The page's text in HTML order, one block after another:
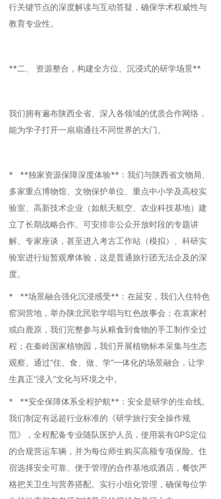
行关键节点的深度解读与互动答疑，确保学术权威性与
教育专业性。
**二、 资源整合，构建全方位、沉浸式的研学场景**
我们拥有遍布陕西全省、深入各领域的优质合作网络，
能为学子打开一扇扇通往不同世界的大门。
* **独家资源保障深度体验**：我们与陕西省文物局、
多家重点博物馆、文物保护单位、重点中小学及高校实
验室、高新技术企业（如航天航空、农业科技基地）建
立了长期战略合作。可安排非公众开放时段的专题讲
解、专家座谈，甚至进入考古工作站（模拟）、科研实
验室进行短暂观摩体验，这是普通旅行团无法企及的深
度。
* **场景融合强化沉浸感受**：在延安，我们入住特色
窑洞营地，举办陕北民歌学唱与红色故事会；在袁家村
或白鹿原，我们完整参与从粮食到食物的手工制作全过
程；在秦岭国家植物园，我们开展植物标本采集与生态
观察。通过“住、食、做、学”一体化的场景融合，让学
生真正“浸入”文化与环境之中。
* **安全保障体系全程护航**：安全是研学的生命线。
我们制定有远超行业标准的《研学旅行安全操作规
范》，全程配备专业随队医护人员，使用装有GPS定位
的合规营运车辆，并为每位师生购买高额专项保险。住
宿选择安全可靠、便于管理的合作基地或酒店，餐饮严
格把关卫生与营养搭配。实行小组化管理，确保每位学